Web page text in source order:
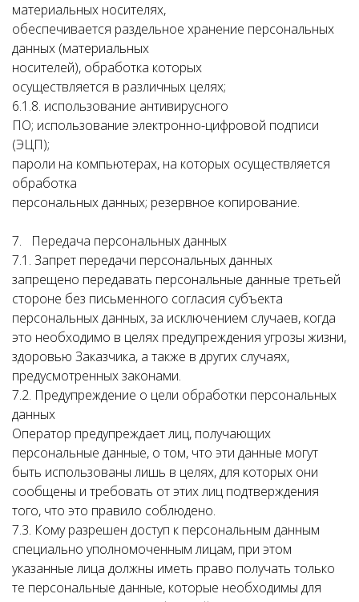
материальных носителях,
обеспечивается раздельное хранение персональных
данных (материальных
носителей), обработка которых
осуществляется в различных целях;
6.1.8. использование антивирусного
ПО; использование электронно-цифровой подписи
(ЭЦП);
пароли на компьютерах, на которых осуществляется
обработка
персональных данных; резервное копирование.
7. Передача персональных данных
7.1. Запрет передачи персональных данных
запрещено передавать персональные данные третьей
стороне без письменного согласия субъекта
персональных данных, за исключением случаев, когда
это необходимо в целях предупреждения угрозы жизни,
здоровью Заказчика, а также в других случаях,
предусмотренных законами.
7.2. Предупреждение о цели обработки персональных
данных
Оператор предупреждает лиц, получающих
персональные данные, о том, что эти данные могут
быть использованы лишь в целях, для которых они
сообщены и требовать от этих лиц подтверждения
того, что это правило соблюдено.
7.3. Кому разрешен доступ к персональным данным
специально уполномоченным лицам, при этом
указанные лица должны иметь право получать только
те персональные данные, которые необходимы для